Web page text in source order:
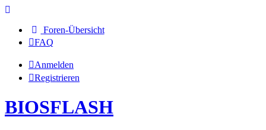
Foren-Übersicht
FAQ
Anmelden
Registrieren
BIOSFLASH